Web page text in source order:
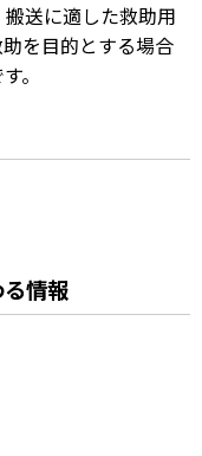
送に適した救助用
を目的とする場合
。
情報